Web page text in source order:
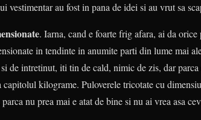
vestimentar au fost in pana de idei si au vrut sa
. Iarna, cand e foarte frig afara, ai da
in tendinte in anumite parti din lume mai
de intretinut, iti tin de cald, nimic de zis, dar
capitolul kilograme. Puloverele tricotate cu
nu prea mai e atat de bine si nu ai vrea asa